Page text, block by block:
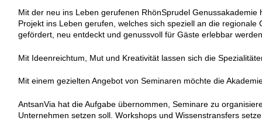
Mit der neu ins Leben gerufenen RhönSprudel
Projekt ins Leben gerufen, welches sich speziell an die
gefördert, neu entdeckt und genussvoll für Gäste erlebbar
Mit Ideenreichtum, Mut und Kreativität lassen sich die
Mit einem gezielten Angebot von Seminaren möchte die
AntsanVia hat die Aufgabe übernommen, Seminare zu
Unternehmen setzen soll. Workshops und Wissenstransfers